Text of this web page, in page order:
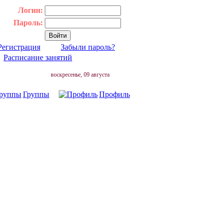
Логин:
Пароль:
Забыли пароль?
Расписание занятий
воскресенье, 09 августа
Группы Профиль